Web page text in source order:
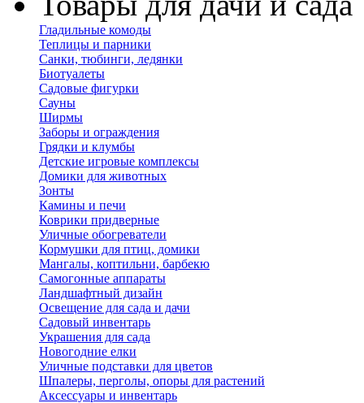
Гладильные комоды
Теплицы и парники
Санки, тюбинги, ледянки
Биотуалеты
Садовые фигурки
Сауны
Ширмы
Заборы и ограждения
Грядки и клумбы
Детские игровые комплексы
Домики для животных
Зонты
Камины и печи
Коврики придверные
Уличные обогреватели
Кормушки для птиц, домики
Мангалы, коптильни, барбекю
Самогонные аппараты
Ландшафтный дизайн
Освещение для сада и дачи
Садовый инвентарь
Украшения для сада
Новогодние елки
Уличные подставки для цветов
Шпалеры, перголы, опоры для растений
Аксессуары и инвентарь